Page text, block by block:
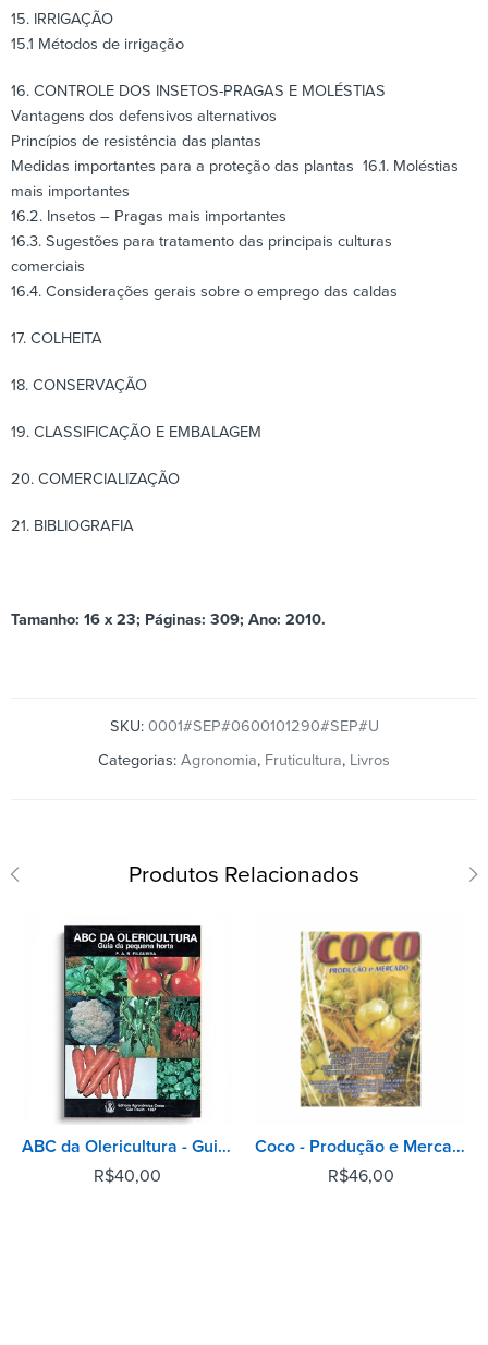
15. IRRIGAÇÃO
15.1 Métodos de irrigação
16. CONTROLE DOS INSETOS-PRAGAS E MOLÉSTIAS
Vantagens dos defensivos alternativos
Princípios de resistência das plantas
Medidas importantes para a proteção das plantas 16.1. Moléstias
mais importantes
16.2. Insetos – Pragas mais importantes
16.3. Sugestões para tratamento das principais culturas
comerciais
16.4. Considerações gerais sobre o emprego das caldas
17. COLHEITA
18. CONSERVAÇÃO
19. CLASSIFICAÇÃO E EMBALAGEM
20. COMERCIALIZAÇÃO
21. BIBLIOGRAFIA
Tamanho: 16 x 23; Páginas: 309; Ano: 2010.
SKU: 0001#SEP#0600101290#SEP#U
Categorias: Agronomia, Fruticultura, Livros
Produtos Relacionados
ABC da Olericultura - Guia da pequena horta
R$40,00
Coco - Produção e Mercado
R$46,00